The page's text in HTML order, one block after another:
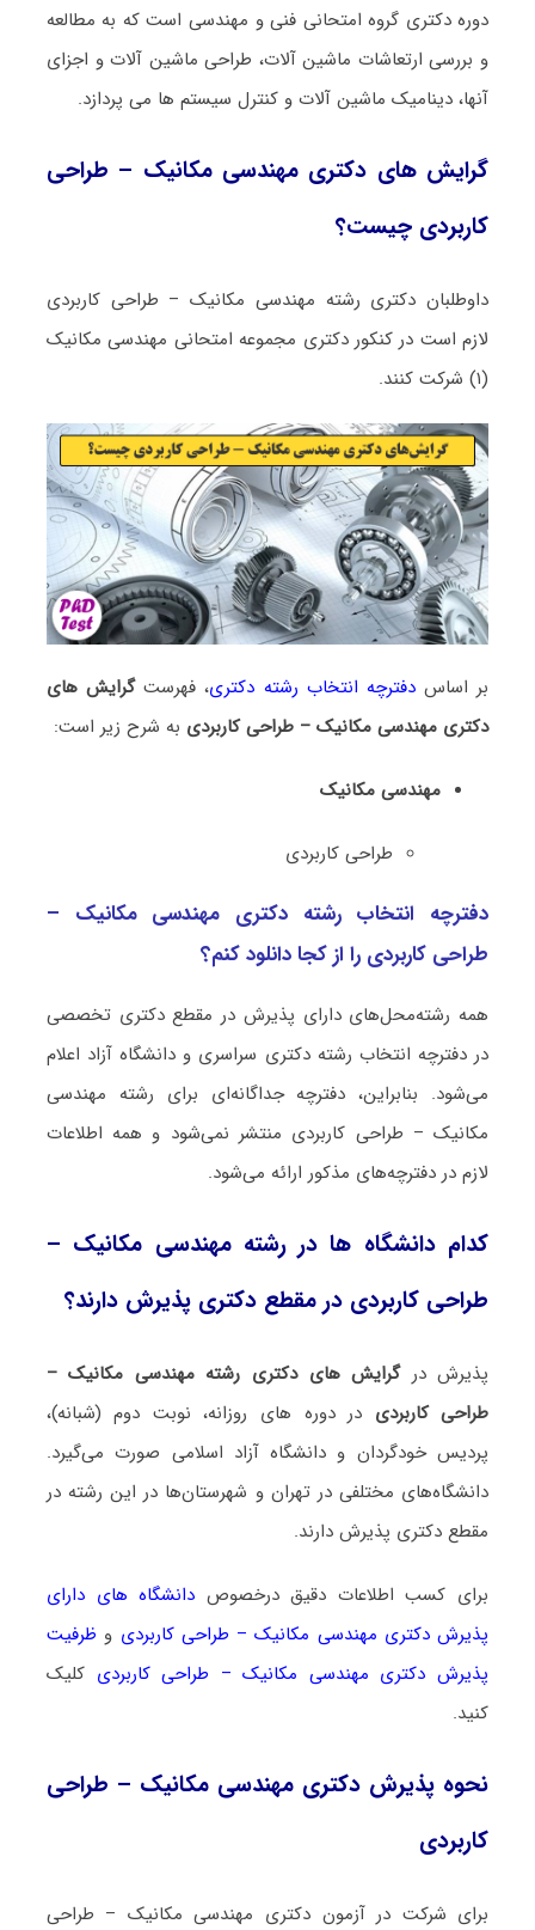
دوره دکتری گروه امتحانی فنی و مهندسی است که به مطالعه
و بررسی ارتعاشات ماشین‌ آلات، طراحی ماشین ‌آلات و اجزای
آنها، دینامیک ماشین ‌آلات و کنترل سیستم ‌ها می‌ پردازد.
گرایش های دکتری مهندسی مکانیک – طراحی
کاربردی چیست؟
داوطلبان دکتری رشته مهندسی مکانیک – طراحی کاربردی
لازم است در کنکور دکتری مجموعه امتحانی ﻣﻬﻨﺪسی مکانیک
(۱) شرکت کنند.
بر اساسدفترچه انتخاب رشته دکتری، فهرستگرایش های
دکتری مهندسی مکانیک – طراحی کاربردی به شرح زیر است:
مهندسی مکانیک
طراحی ﻛﺎرﺑﺮدی
دفترچه انتخاب رشته دکتری مهندسی مکانیک –
طراحی کاربردی را از کجا دانلود کنم؟
همه رشته‌محل‌های دارای پذیرش در مقطع دکتری تخصصی
در دفترچه انتخاب رشته دکتری سراسری و دانشگاه آزاد اعلام
می‌شود. بنابراین، دفترچه جداگانه‌ای برای رشته مهندسی
مکانیک – طراحی کاربردی منتشر نمی‌شود و همه اطلاعات
لازم در دفترچه‌های مذکور ارائه می‌شود.
کدام دانشگاه ها در رشته مهندسی مکانیک –
طراحی کاربردی در مقطع دکتری پذیرش دارند؟
پذیرش درگرایش های دکتری رشته مهندسی مکانیک –
طراحی کاربردی در دوره های روزانه، نوبت دوم (شبانه)،
پردیس خودگردان و دانشگاه آزاد اسلامی صورت می‌گیرد.
دانشگاه‌های مختلفی در تهران و شهرستان‌ها در این رشته در
مقطع دکتری پذیرش دارند.
برای کسب اطلاعات دقیق درخصوص دانشگاه های دارای
پذیرش دکتری مهندسی مکانیک – طراحی کاربردی و ظرفیت
پذیرش دکتری مهندسی مکانیک – طراحی کاربردی کلیک
کنید.
نحوه پذیرش دکتری مهندسی مکانیک – طراحی
کاربردی
برای شرکت در آزمون دکتری مهندسی مکانیک – طراحی